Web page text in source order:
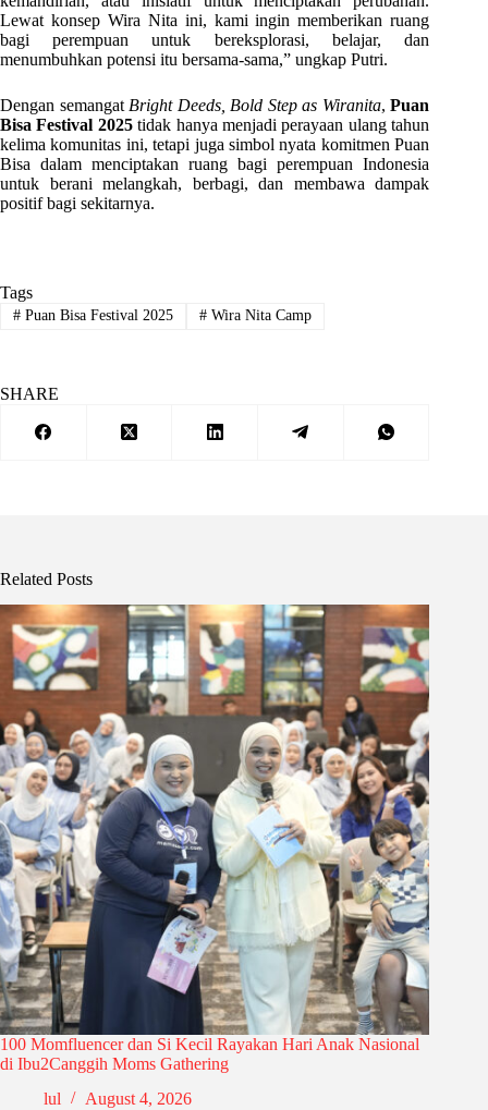
Lewat konsep Wira Nita ini, kami ingin memberikan ruang
bagi perempuan untuk bereksplorasi, belajar, dan
menumbuhkan potensi itu bersama-sama,” ungkap Putri.
Dengan semangat Bright Deeds, Bold Step as Wiranita,Puan
Bisa Festival 2025tidak hanya menjadi perayaan ulang tahun
kelima komunitas ini, tetapi juga simbol nyata komitmen Puan
Bisa dalam menciptakan ruang bagi perempuan Indonesia
untuk berani melangkah, berbagi, dan membawa dampak
positif bagi sekitarnya.
Tags
#Puan Bisa Festival 2025 #Wira Nita Camp
SHARE
Related Posts
100 Momfluencer dan Si Kecil Rayakan Hari Anak Nasional
di Ibu2Canggih Moms Gathering
lul
August 4, 2026